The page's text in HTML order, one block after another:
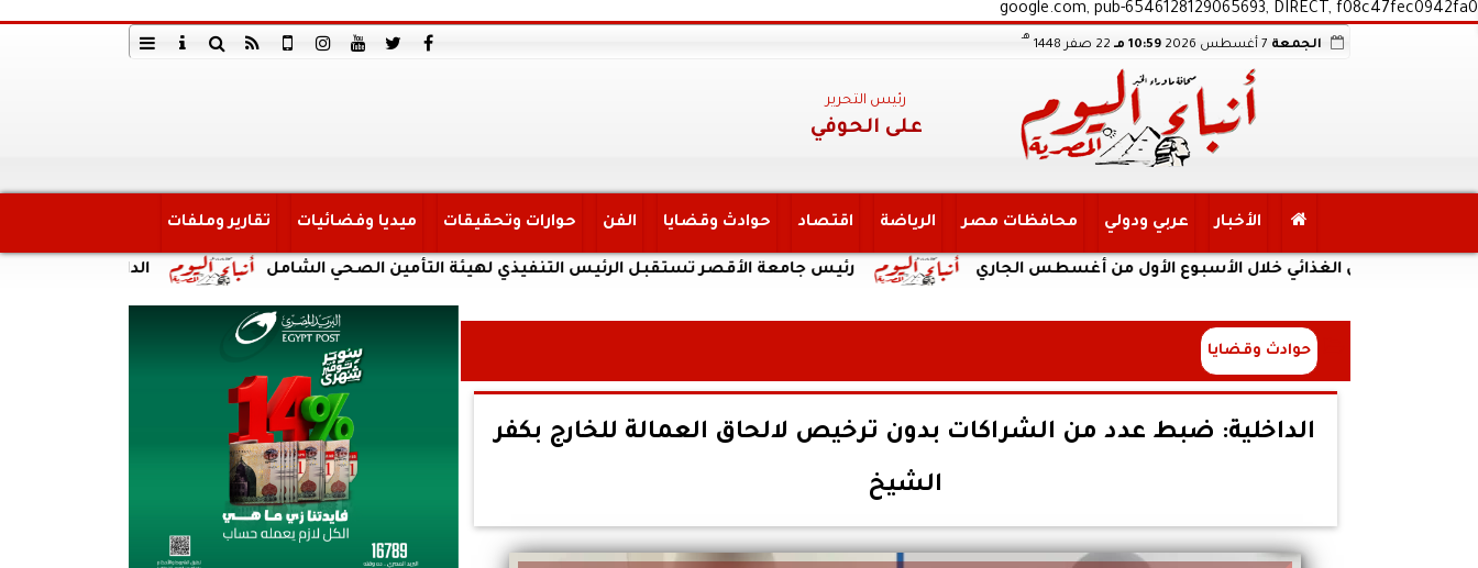
google.com, pub-6546128129065693, DIRECT, f08c47fec0942fa0
الجمعة 10:59 مـ 22 صفر 1448
هـ
رئيس التحرير
على الحوفي
الأخبار عربي ودولي محافظات مصر الرياضة اقتصاد حوادث وقضايا الفن حوارات وتحقيقات ميديا وفضائيات تقارير وملفات
الداخلية: ضبط أحد الأشخاص رئيس جامعة الأقصر تستقبل الرئيس التنفيذي لهيئة التأمين الصحي الشامل الغذائي خلال الأسبوع الأول من أغسطس الجاري
حوادث وقضايا
الداخلية: ضبط عدد من الشراكات بدون ترخيص لالحاق العمالة للخارج بكفر
الشيخ